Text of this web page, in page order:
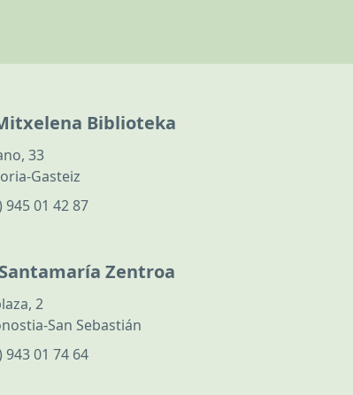
Biblioteka
33
Gasteiz
945 01 42 87
Zentroa
2
San Sebastián
943 01 74 64